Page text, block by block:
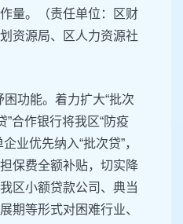
量。（责任单位：区财
资源局、区人力资源社
功能。着力扩大“批次
”合作银行将我区“防疫
业优先纳入“批次贷”，
保费全额补贴，切实降
区小额贷款公司、典当
期等形式对困难行业、